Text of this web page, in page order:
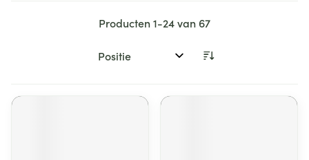
Producten1-24van 67
Sorteer op: